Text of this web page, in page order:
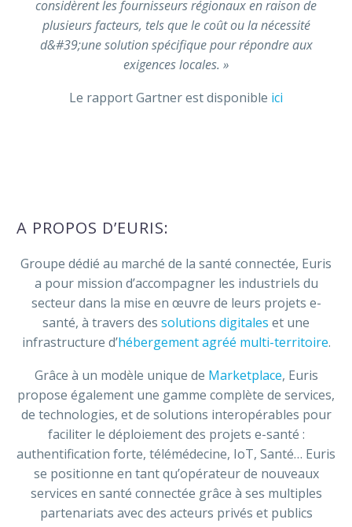
considèrent les fournisseurs régionaux en raison de
plusieurs facteurs, tels que le coût ou la nécessité
d&#39;une solution spécifique pour répondre aux
exigences locales. »
Le rapport Gartner est disponible ici
A PROPOS D’EURIS:
Groupe dédié au marché de la santé connectée, Euris
a pour mission d’accompagner les industriels du
secteur dans la mise en œuvre de leurs projets e-
santé, à travers des solutions digitales et une
infrastructure d’hébergement agréé multi-territoire.
Grâce à un modèle unique de Marketplace, Euris
propose également une gamme complète de services,
de technologies, et de solutions interopérables pour
faciliter le déploiement des projets e-santé :
authentification forte, télémédecine, IoT, Santé… Euris
se positionne en tant qu’opérateur de nouveaux
services en santé connectée grâce à ses multiples
partenariats avec des acteurs privés et publics